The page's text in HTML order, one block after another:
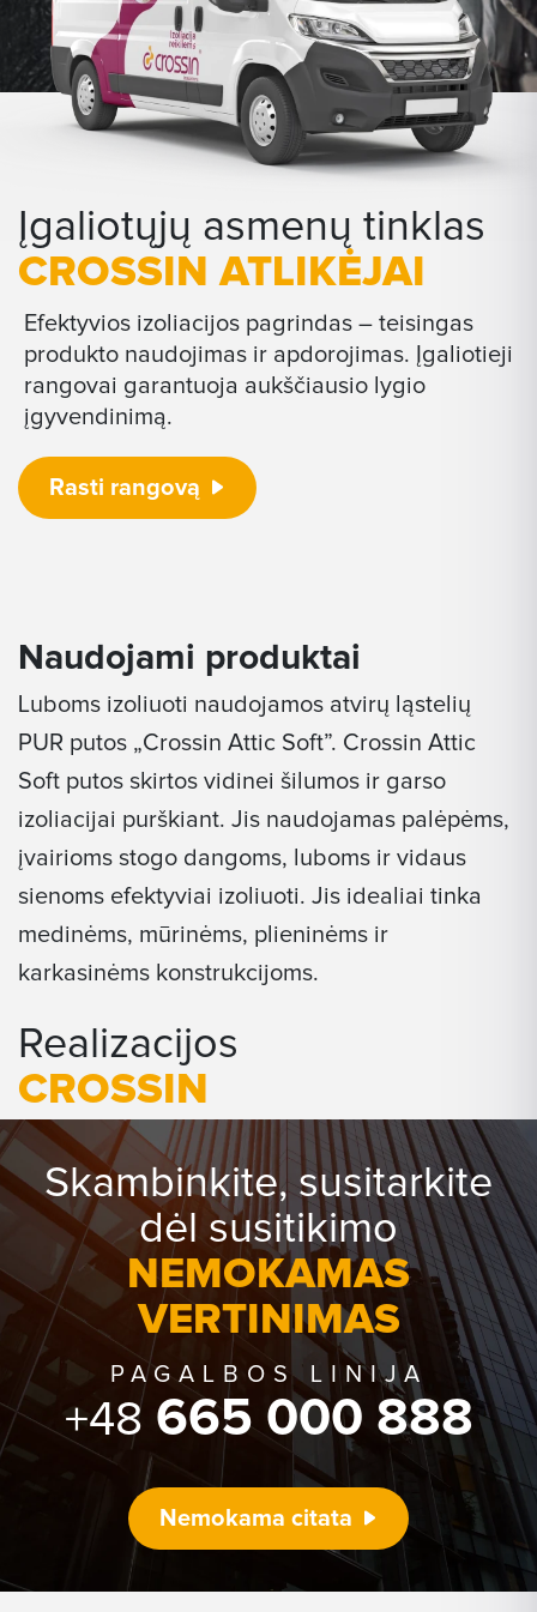
Įgaliotųjų asmenų tinklas
CROSSIN ATLIKĖJAI
Efektyvios izoliacijos pagrindas – teisingas
produkto naudojimas ir apdorojimas. Įgaliotieji
rangovai garantuoja aukščiausio lygio
įgyvendinimą.
Rasti rangovą
Naudojami produktai
Luboms izoliuoti naudojamos atvirų ląstelių
PUR putos „Crossin Attic Soft”. Crossin Attic
Soft putos skirtos vidinei šilumos ir garso
izoliacijai purškiant. Jis naudojamas palėpėms,
įvairioms stogo dangoms, luboms ir vidaus
sienoms efektyviai izoliuoti. Jis idealiai tinka
medinėms, mūrinėms, plieninėms ir
karkasinėms konstrukcijoms.
Realizacijos
CROSSIN
Skambinkite, susitarkite
dėl susitikimo
NEMOKAMAS
VERTINIMAS
PAGALBOS LINIJA
+48665 000 888
Nemokama citata